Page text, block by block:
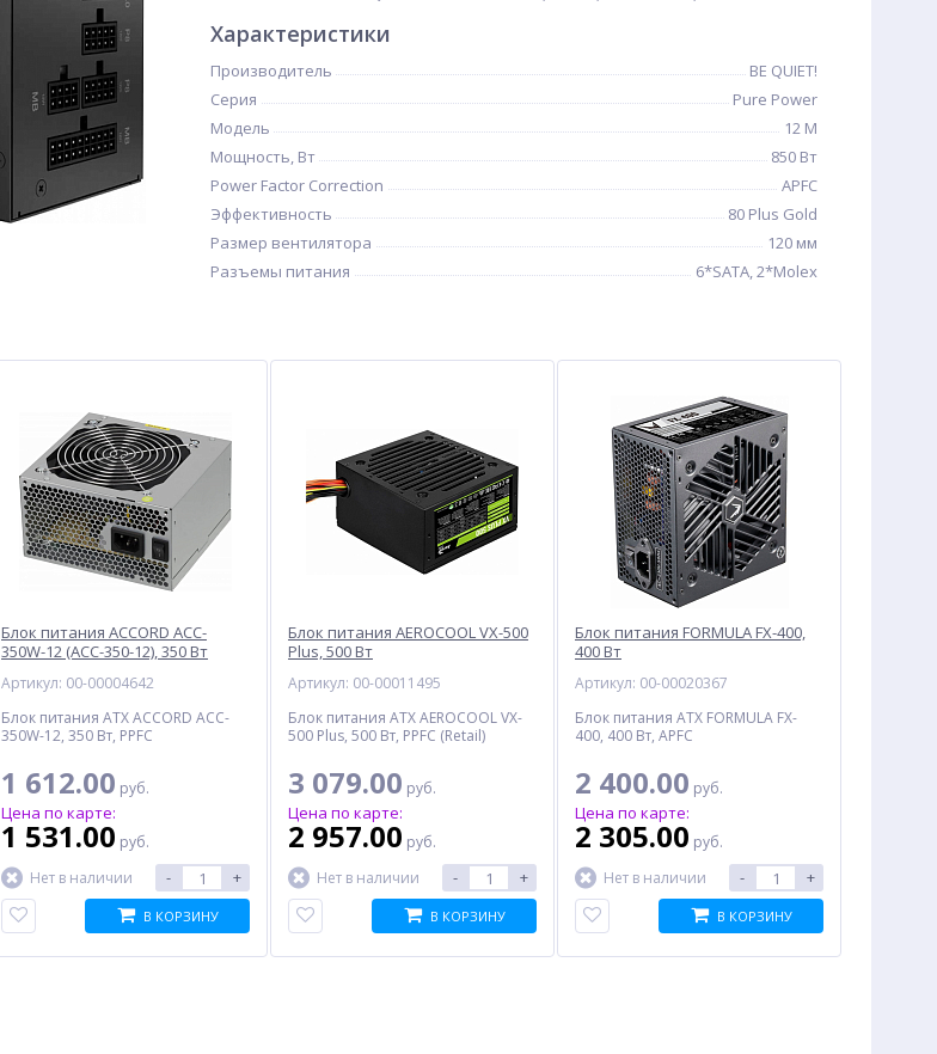
Характеристики
Производитель
BE QUIET!
Серия
Pure Power
Модель
12 M
Мощность, Вт
850 Вт
Power Factor Correction
APFC
Эффективность
80 Plus Gold
Размер вентилятора
120 мм
Разъемы питания
6*SATA, 2*Molex
Блок питания ACCORD ACC-
350W-12 (ACC-350-12), 350 Вт
Артикул: 00-00004642
Блок питания ATX ACCORD ACC-
350W-12, 350 Вт, PPFC
1 612.00 руб.
Цена по карте:
1 531.00 руб.
Нет в наличии
- +
В КОРЗИНУ
Блок питания AEROCOOL VX-500
Plus, 500 Вт
Артикул: 00-00011495
Блок питания ATX AEROCOOL VX-
500 Plus, 500 Вт, PPFC (Retail)
3 079.00 руб.
Цена по карте:
2 957.00 руб.
Нет в наличии
- +
В КОРЗИНУ
Блок питания FORMULA FX-400,
400 Вт
Артикул: 00-00020367
Блок питания ATX FORMULA FX-
400, 400 Вт, APFC
2 400.00 руб.
Цена по карте:
2 305.00 руб.
Нет в наличии
- +
В КОРЗИНУ